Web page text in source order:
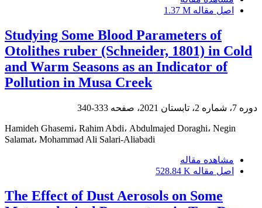
اصل مقاله 1.37 M
Studying Some Blood Parameters of
Otolithes ruber (Schneider, 1801) in Cold
and Warm Seasons as an Indicator of
Pollution in Musa Creek
دوره 7، شماره 2، تابستان 2021، صفحه 333-340
Hamideh Ghasemi، Rahim Abdi، Abdulmajed Doraghi، Negin
Salamat، Mohammad Ali Salari-Aliabadi
مشاهده مقاله
اصل مقاله 528.84 K
The Effect of Dust Aerosols on Some